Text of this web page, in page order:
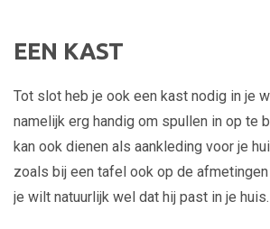
EEN KAST
Tot slot heb je ook een kast nodig in je
namelijk erg handig om spullen in op te
kan ook dienen als aankleding voor je
zoals bij een tafel ook op de
je wilt natuurlijk wel dat hij past in je huis.